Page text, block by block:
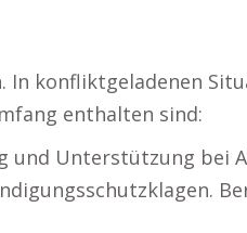
In konfliktgeladenen
enthalten sind:
und Unterstützung bei